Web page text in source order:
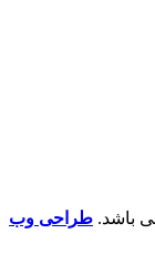
باشد. طراحی وب